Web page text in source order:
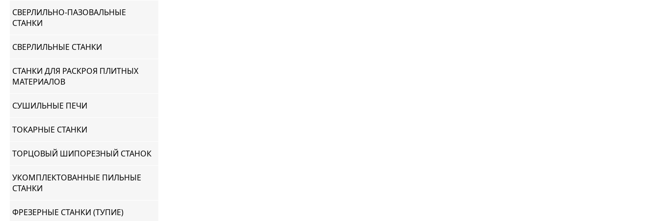
СВЕРЛИЛЬНО-ПАЗОВАЛЬНЫЕ
СТАНКИ
СВЕРЛИЛЬНЫЕ СТАНКИ
СТАНКИ ДЛЯ РАСКРОЯ ПЛИТНЫХ
МАТЕРИАЛОВ
СУШИЛЬНЫЕ ПЕЧИ
ТОКАРНЫЕ СТАНКИ
ТОРЦОВЫЙ ШИПОРЕЗНЫЙ СТАНОК
УКОМПЛЕКТОВАННЫЕ ПИЛЬНЫЕ
СТАНКИ
ФРЕЗЕРНЫЕ СТАНКИ (ТУПИЕ)